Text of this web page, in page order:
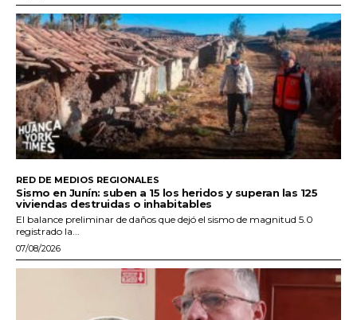
RED DE MEDIOS REGIONALES
Sismo en Junín: suben a 15 los heridos y superan las 125
viviendas destruidas o inhabitables
El balance preliminar de daños que dejó el sismo de magnitud 5.0
registrado la...
07/08/2026